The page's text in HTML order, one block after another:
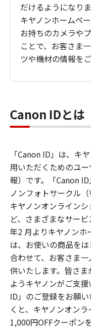
だけるようになりま
キヤノンホームペ
お持ちのカメラや
ことで、お客さま
ツや機材の情報を
Canon IDとは
「Canon ID」は、キ
用いただくためのユ
報）です。「Canon
ノンフォトサークル（
キヤノンオンライン
ど、さまざまなサー
年2 月よりキヤノン
は、お使いの商品を
合わせて、お客さま
供いたします。皆さ
ようキヤノンがご支
ID」のご登録をお願
くと、キヤノンオン
1,000円OFFクーポン